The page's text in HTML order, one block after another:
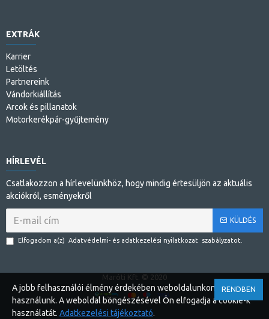
EXTRÁK
Karrier
Letöltés
Partnereink
Vándorkiállítás
Arcok és pillanatok
Motorkerékpár-gyűjtemény
HÍRLEVÉL
Csatlakozzon a hírlevelünkhöz, hogy mindig értesüljön az aktuális
akciókról, esményekről
KÜLDÉS
Elfogadom a(z) Adatvédelmi- és adatkezelési nyilatkozat szabályzatot.
Maróti Kft. © 2020
RENDBEN
A jobb felhasználói élmény érdekében weboldalunkon cookie-kat
használunk. A weboldal böngészésével Ön elfogadja a cookie-k
használatát. Adatkezelési tájékoztató.